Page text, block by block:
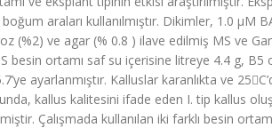
araları kullanılmıştır. Dikimler, 1.0 μM
(%2) ve agar (% 0.8 ) ilave edilmiş MS ve
besin ortamı saf su içerisine litreye 4.4 g, B5
ayarlanmıştır. Kalluslar karanlıkta ve
kallus kalitesini ifade eden I. tip kallus
Çalışmada kullanılan iki farklı besin